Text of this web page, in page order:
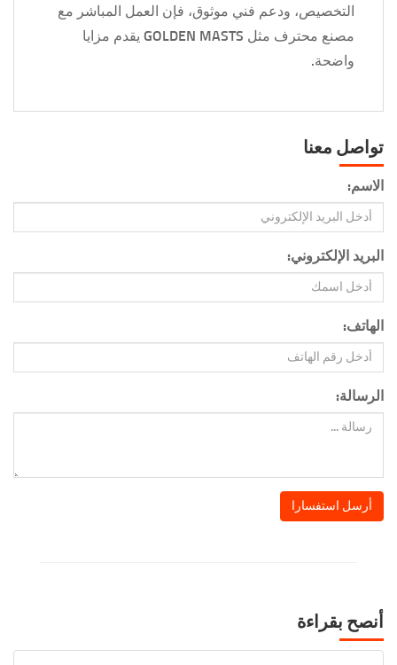
التخصيص، ودعم فني موثوق، فإن العمل المباشر مع
مصنع محترف مثل GOLDEN MASTS يقدم مزايا
واضحة.
تواصل معنا
الاسم:
البريد الإلكتروني:
الهاتف:
الرسالة:
أرسل استفسارا
أنصح بقراءة